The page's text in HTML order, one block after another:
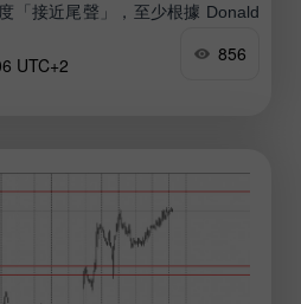
「接近尾聲」，至少根據 Donald
UTC+2
856